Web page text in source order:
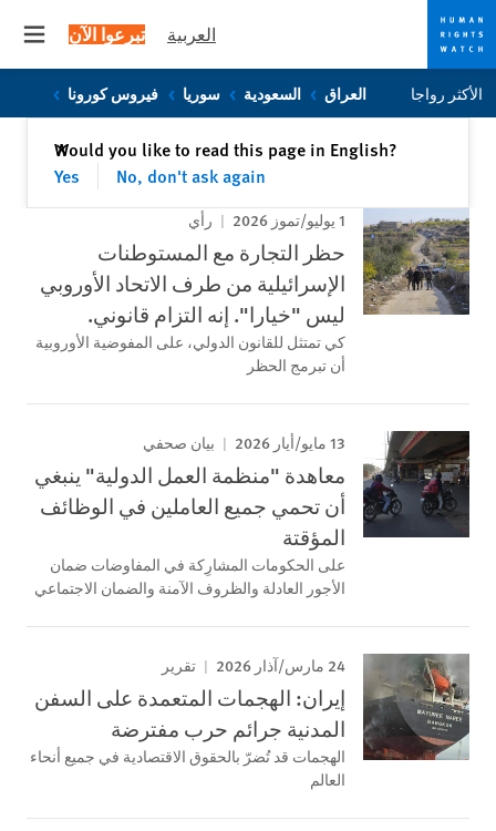
Skip
to
Skip
to
العربية تبرعوا الآن
الأكثر رواجا العراق السعودية سوريا فيروس كورونا
Would you like to read this page in English?
Yes
No, don't ask again
✕إغلاق
1 يوليو/تموز 2026 رأي
حظر التجارة مع المستوطنات
الإسرائيلية من طرف الاتحاد الأوروبي
ليس "خيارا". إنه التزام قانوني.
كي تمتثل للقانون الدولي، على المفوضية الأوروبية
أن تبرمج الحظر
13 مايو/أيار 2026 بيان صحفي
معاهدة "منظمة العمل الدولية" ينبغي
أن تحمي جميع العاملين في الوظائف
المؤقتة
على الحكومات المشارِكة في المفاوضات ضمان
الأجور العادلة والظروف الآمنة والضمان الاجتماعي
24 مارس/آذار 2026 تقرير
إيران: الهجمات المتعمدة على السفن
المدنية جرائم حرب مفترضة
الهجمات قد تُضرّ بالحقوق الاقتصادية في جميع أنحاء
العالم